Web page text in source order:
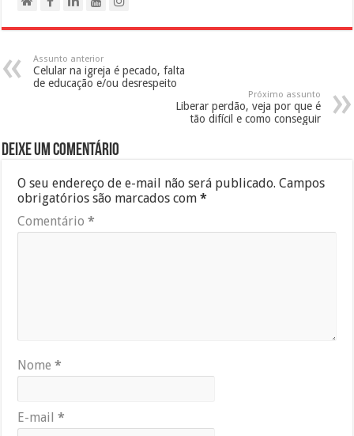
Assunto anterior
Celular na igreja é pecado, falta
de educação e/ou desrespeito
Próximo assunto
Liberar perdão, veja por que é
tão difícil e como conseguir
Deixe um comentário
O seu endereço de e-mail não será publicado. Campos
obrigatórios são marcados com*
Comentário*
Nome*
E-mail*